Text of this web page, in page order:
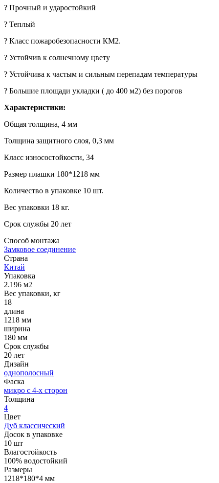
? Прочный и ударостойкий
? Теплый
? Класс пожаробезопасности КМ2.
? Устойчив к солнечному цвету
? Устойчива к частым и сильным перепадам температуры
? Большие площади укладки ( до 400 м2) без порогов
Характеристики:
Общая толщина, 4 мм
Толщина защитного слоя, 0,3 мм
Класс износостойкости, 34
Размер плашки 180*1218 мм
Количество в упаковке 10 шт.
Вес упаковки 18 кг.
Срок службы 20 лет
Способ монтажа
Замковое соединение
Страна
Китай
Упаковка
2.196 м2
Вес упаковки, кг
18
длина
1218 мм
ширина
180 мм
Срок службы
20 лет
Дизайн
однополосный
Фаска
микро с 4-х сторон
Толщина
4
Цвет
Дуб классический
Досок в упаковке
10 шт
Влагостойкость
100% водостойкий
Размеры
1218*180*4 мм